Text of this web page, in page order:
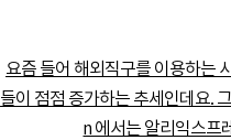
요즘 들어 해외직구를 이용하는
들이 점점 증가하는 추세인데요.
n 에서는 알리익스프